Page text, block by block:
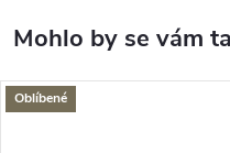
Oblíbené